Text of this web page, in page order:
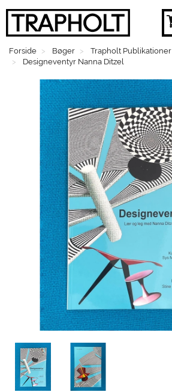
Forside Bøger
Trapholt Publikationer
Designeventyr Nanna Ditzel